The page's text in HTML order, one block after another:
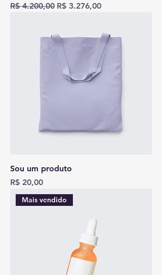
Preço normal
R$ 4.200,00 Preço promocional
R$ 3.276,00
Sou um produto
Preço
R$ 20,00
Mais vendido